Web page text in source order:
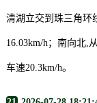
清湖立交到珠三角环
16.03km/h；南向北,
车速20.3km/h。